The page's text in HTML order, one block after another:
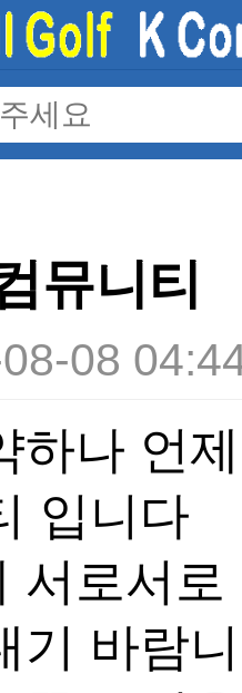
뮤니티
08
하나 언
입니다
서로서
기 바람